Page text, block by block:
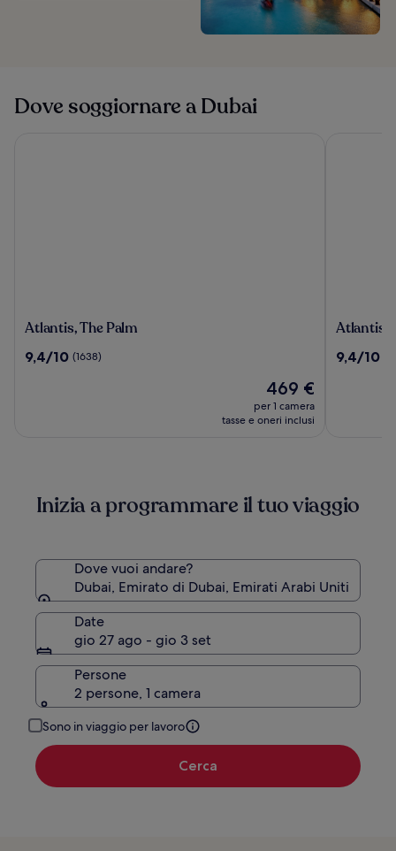
Dove soggiornare a Dubai
Atlantis,
Palm
Atlantis, The Palm
9.4
9,4/10 (1638)
Il
prezzo
attuale
469 €
per 1 camera
tasse e oneri inclusi
Atlantis
Royal
Atlantis
9.4
9,4/10
Inizia a programmare il tuo viaggio
Dove vuoi andare?
Dubai, Emirato di Dubai, Emirati Arabi Uniti
Date
gio 27 ago - gio 3 set
Persone
2 persone, 1 camera
Sono in viaggio per lavoro
Cerca